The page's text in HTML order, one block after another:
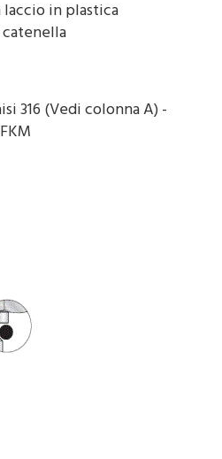
in plastica
316 (Vedi colonna A) -